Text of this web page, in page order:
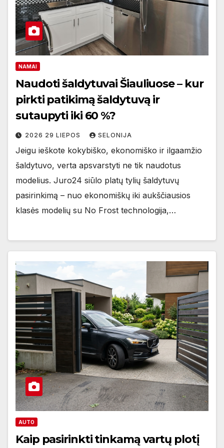
NAMAI
Naudoti šaldytuvai Šiauliuose – kur
pirkti patikimą šaldytuvą ir
sutaupyti iki 60 %?
2026 29 LIEPOS SELONIJA
Jeigu ieškote kokybiško, ekonomiško ir ilgaamžio
šaldytuvo, verta apsvarstyti ne tik naudotus
modelius. Juro24 siūlo platų tylių šaldytuvų
pasirinkimą – nuo ekonomiškų iki aukščiausios
klasės modelių su No Frost technologija,…
AUTO
Kaip pasirinkti tinkamą vartų plotį